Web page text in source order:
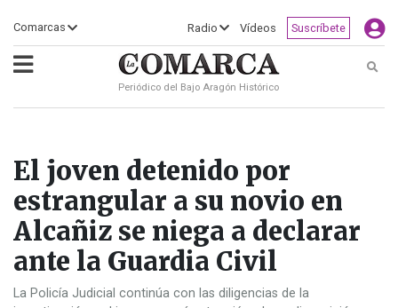
Comarcas Radio Vídeos Suscríbete
Periódico del Bajo Aragón Histórico
El joven detenido por
estrangular a su novio en
Alcañiz se niega a declarar
ante la Guardia Civil
La Policía Judicial continúa con las diligencias de la